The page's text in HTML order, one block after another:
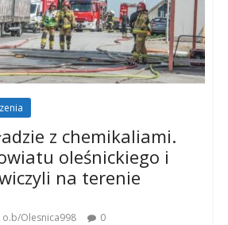
z chemikaliami.
oleśnickiego i
na terenie
o.b/Olesnica998 0